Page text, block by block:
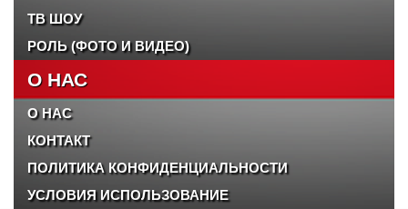
ТВ ШОУ
РОЛЬ (ФОТО И ВИДЕО)
О НАС
О НАС
КОНТАКТ
ПОЛИТИКА КОНФИДЕНЦИАЛЬНОСТИ
УСЛОВИЯ ИСПОЛЬЗОВАНИЕ